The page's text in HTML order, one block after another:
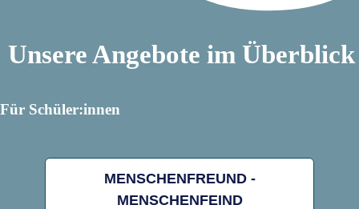
Unsere Angebote im Überblick
Für Schüler:innen
MENSCHENFREUND -
MENSCHENFEIND